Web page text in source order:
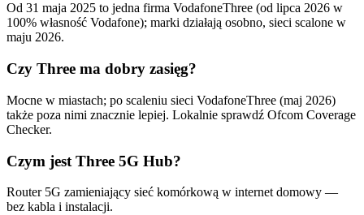
Od 31 maja 2025 to jedna firma VodafoneThree (od lipca 2026 w
100% własność Vodafone); marki działają osobno, sieci scalone w
maju 2026.
Czy Three ma dobry zasięg?
Mocne w miastach; po scaleniu sieci VodafoneThree (maj 2026)
także poza nimi znacznie lepiej. Lokalnie sprawdź Ofcom Coverage
Checker.
Czym jest Three 5G Hub?
Router 5G zamieniający sieć komórkową w internet domowy —
bez kabla i instalacji.